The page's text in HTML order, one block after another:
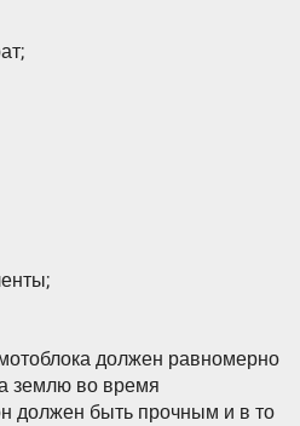
должен равномерно
землю во время
должен быть прочным и в то